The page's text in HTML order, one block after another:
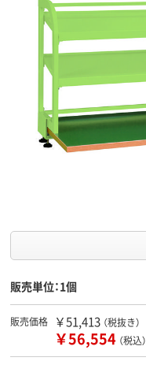
販売単位：1個
販売価格 ￥51,413 （税抜き）
￥56,554 （税込）